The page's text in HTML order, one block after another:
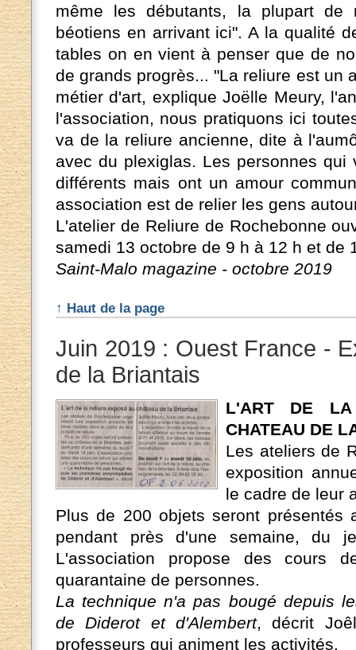
même les débutants, la plupart de
béotiens en arrivant ici". A la qualité
tables on en vient à penser que de
de grands progrès... "La reliure est un
métier d'art, explique Joëlle Meury,
l'association, nous pratiquons ici
va de la reliure ancienne, dite à
avec du plexiglas. Les personnes qui
différents mais ont un amour
association est de relier les gens
L'atelier de Reliure de Rochebonne
samedi 13 octobre de 9 h à 12 h et de
Saint-Malo magazine - octobre 2019
↑ Haut de la page
Juin 2019 : Ouest France -
de la Briantais
L'ART DE LA
CHATEAU DE
Les ateliers de
exposition
le cadre de leur
Plus de 200 objets seront présentés
pendant près d'une semaine, du
L'association propose des cours
quarantaine de personnes.
La technique n'a pas bougé depuis
de Diderot et d'Alembert, décrit
professeurs qui animent les activités.